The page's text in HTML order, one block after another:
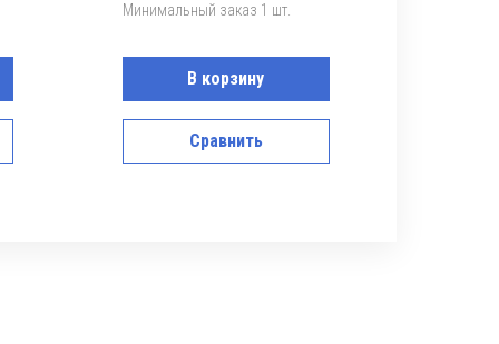
Минимальный заказ 1 шт.
В корзину
Сравнить